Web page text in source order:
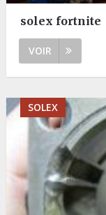
solex fortnite
VOIR
SOLEX